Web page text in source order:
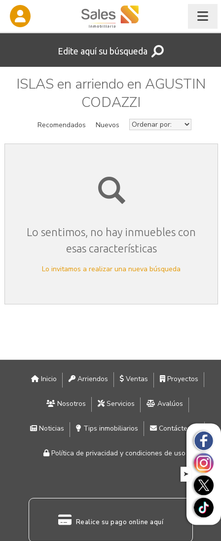
Edite aquí su búsqueda
ISLAS en arriendo en AGUSTIN
CODAZZI
Recomendados Nuevos
Lo sentimos, no hay inmuebles con
esas características
Lo invitamos a realizar una nueva búsqueda
Inicio Arriendos Ventas Proyectos
Nosotros Servicios Avalúos
Noticias Tips inmobiliarios Contáctenos
Política de privacidad y condiciones de uso
Realice su pago online aquí
➤